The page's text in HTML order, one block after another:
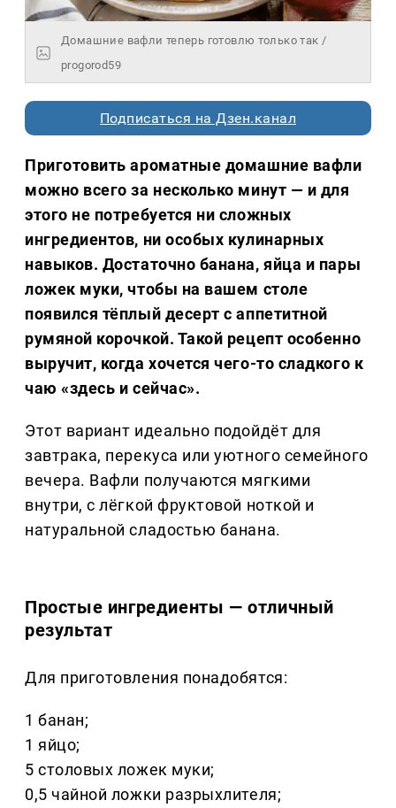
Домашние вафли теперь готовлю только так /
progorod59
Подписаться на Дзен.канал
Приготовить ароматные домашние вафли
можно всего за несколько минут — и для
этого не потребуется ни сложных
ингредиентов, ни особых кулинарных
навыков. Достаточно банана, яйца и пары
ложек муки, чтобы на вашем столе
появился тёплый десерт с аппетитной
румяной корочкой. Такой рецепт особенно
выручит, когда хочется чего-то сладкого к
чаю «здесь и сейчас».
Этот вариант идеально подойдёт для
завтрака, перекуса или уютного семейного
вечера. Вафли получаются мягкими
внутри, с лёгкой фруктовой ноткой и
натуральной сладостью банана.
Простые ингредиенты — отличный
результат
Для приготовления понадобятся:
1 банан;
1 яйцо;
5 столовых ложек муки;
0,5 чайной ложки разрыхлителя;